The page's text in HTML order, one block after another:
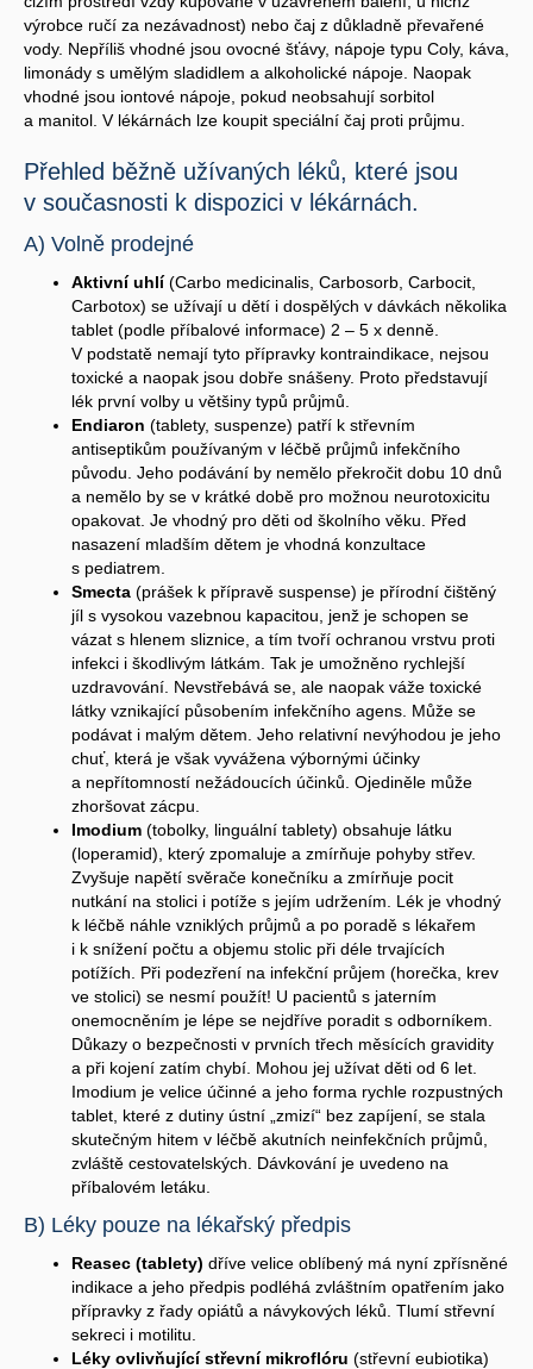
výrobce ručí za nezávadnost) nebo čaj z důkladně převařené
vody. Nepříliš vhodné jsou ovocné šťávy, nápoje typu Coly, káva,
limonády s umělým sladidlem a alkoholické nápoje. Naopak
vhodné jsou iontové nápoje, pokud neobsahují sorbitol
a manitol. V lékárnách lze koupit speciální čaj proti průjmu.
Přehled běžně užívaných léků, které jsou
v současnosti k dispozici v lékárnách.
A) Volně prodejné
Aktivní uhlí(Carbo medicinalis, Carbosorb, Carbocit,
Carbotox) se užívají u dětí i dospělých v dávkách několika
tablet (podle příbalové informace) 2 – 5 x denně.
V podstatě nemají tyto přípravky kontraindikace, nejsou
toxické a naopak jsou dobře snášeny. Proto představují
lék první volby u většiny typů průjmů.
Endiaron (tablety, suspenze) patří k střevním
antiseptikům používaným v léčbě průjmů infekčního
původu. Jeho podávání by nemělo překročit dobu 10 dnů
a nemělo by se v krátké době pro možnou neurotoxicitu
opakovat. Je vhodný pro děti od školního věku. Před
nasazení mladším dětem je vhodná konzultace
s pediatrem.
Smecta (prášek k přípravě suspense) je přírodní čištěný
jíl s vysokou vazebnou kapacitou, jenž je schopen se
vázat s hlenem sliznice, a tím tvoří ochranou vrstvu proti
infekci i škodlivým látkám. Tak je umožněno rychlejší
uzdravování. Nevstřebává se, ale naopak váže toxické
látky vznikající působením infekčního agens. Může se
podávat i malým dětem. Jeho relativní nevýhodou je jeho
chuť, která je však vyvážena výbornými účinky
a nepřítomností nežádoucích účinků. Ojediněle může
zhoršovat zácpu.
Imodium (tobolky, linguální tablety) obsahuje látku
(loperamid), který zpomaluje a zmírňuje pohyby střev.
Zvyšuje napětí svěrače konečníku a zmírňuje pocit
nutkání na stolici i potíže s jejím udržením. Lék je vhodný
k léčbě náhle vzniklých průjmů a po poradě s lékařem
i k snížení počtu a objemu stolic při déle trvajících
potížích. Při podezření na infekční průjem (horečka, krev
ve stolici) se nesmí použít! U pacientů s jaterním
onemocněním je lépe se nejdříve poradit s odborníkem.
Důkazy o bezpečnosti v prvních třech měsících gravidity
a při kojení zatím chybí. Mohou jej užívat děti od 6 let.
Imodium je velice účinné a jeho forma rychle rozpustných
tablet, které z dutiny ústní „zmizí“ bez zapíjení, se stala
skutečným hitem v léčbě akutních neinfekčních průjmů,
zvláště cestovatelských. Dávkování je uvedeno na
příbalovém letáku.
B) Léky pouze na lékařský předpis
Reasec (tablety) dříve velice oblíbený má nyní zpřísněné
indikace a jeho předpis podléhá zvláštním opatřením jako
přípravky z řady opiátů a návykových léků. Tlumí střevní
sekreci i motilitu.
Léky ovlivňující střevní mikroflóru (střevní eubiotika)